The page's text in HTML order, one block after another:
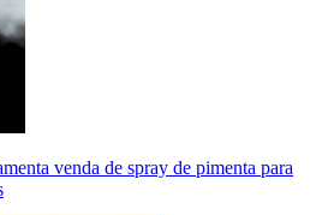
venda de spray de pimenta para